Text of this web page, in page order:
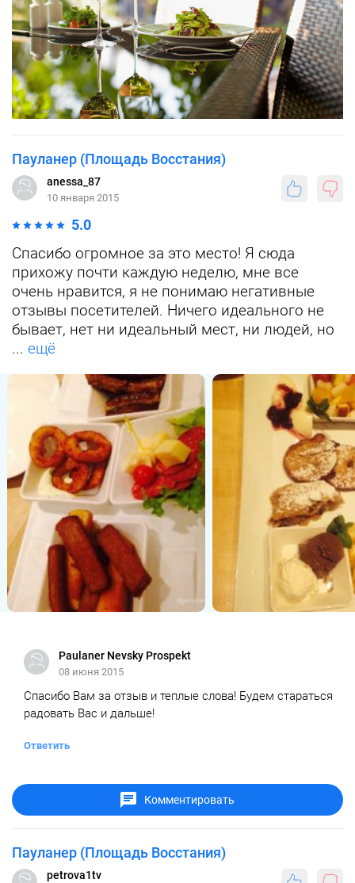
Пауланер (Площадь Восстания)
anessa_87
10 января 2015
5.0
Спасибо огромное за это место! Я сюда
прихожу почти каждую неделю, мне все
очень нравится, я не понимаю негативные
отзывы посетителей. Ничего идеального не
бывает, нет ни идеальный мест, ни людей, но
... ещё
Paulaner Nevsky Prospekt
08 июня 2015
Спасибо Вам за отзыв и теплые слова! Будем стараться
радовать Вас и дальше!
Ответить
Комментировать
Пауланер (Площадь Восстания)
petrova1tv